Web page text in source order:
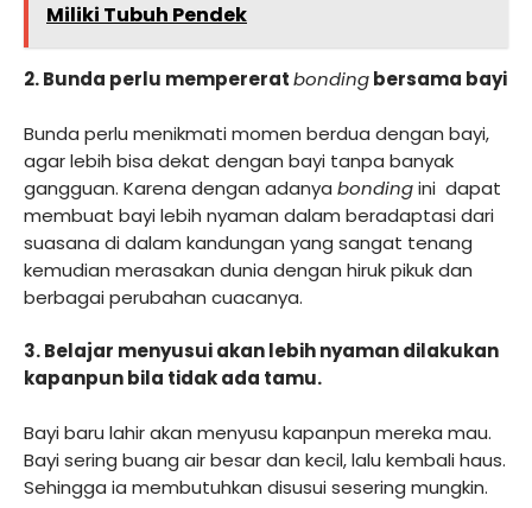
Miliki Tubuh Pendek
2. Bunda perlu mempereratbondingbersama bayi
Bunda perlu menikmati momen berdua dengan bayi,
agar lebih bisa dekat dengan bayi tanpa banyak
gangguan. Karena dengan adanya bondingini dapat
membuat bayi lebih nyaman dalam beradaptasi dari
suasana di dalam kandungan yang sangat tenang
kemudian merasakan dunia dengan hiruk pikuk dan
berbagai perubahan cuacanya.
3. Belajar menyusui akan lebih nyaman dilakukan
kapanpun bila tidak ada tamu.
Bayi baru lahir akan menyusu kapanpun mereka mau.
Bayi sering buang air besar dan kecil, lalu kembali haus.
Sehingga ia membutuhkan disusui sesering mungkin.